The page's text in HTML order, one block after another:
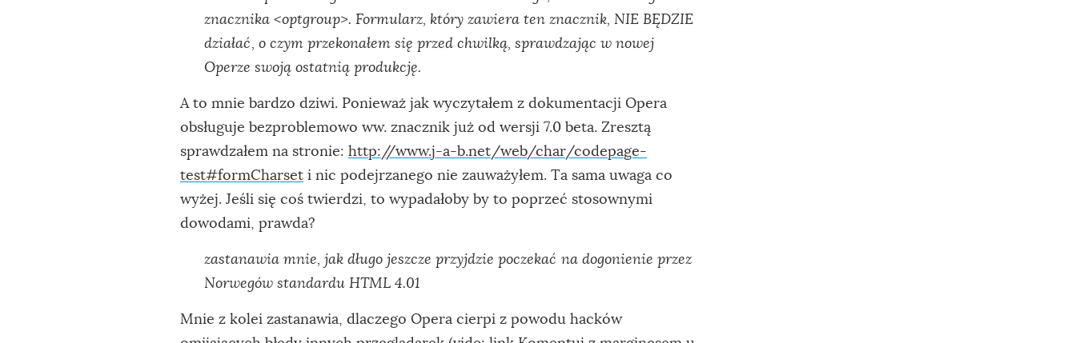
znacznika <optgroup>. Formularz, który zawiera ten znacznik, NIE BĘDZIE
działać, o czym przekonałem się przed chwilką, sprawdzając w nowej
Operze swoją ostatnią produkcję.
A to mnie bardzo dziwi. Ponieważ jak wyczytałem z dokumentacji Opera
obsługuje bezproblemowo ww. znacznik już od wersji 7.0 beta. Zresztą
sprawdzałem na stronie: http://www.j-a-b.net/web/char/codepage-
test#formCharset i nic podejrzanego nie zauważyłem. Ta sama uwaga co
wyżej. Jeśli się coś twierdzi, to wypadałoby by to poprzeć stosownymi
dowodami, prawda?
zastanawia mnie, jak długo jeszcze przyjdzie poczekać na dogonienie przez
Norwegów standardu HTML 4.01
Mnie z kolei zastanawia, dlaczego Opera cierpi z powodu hacków